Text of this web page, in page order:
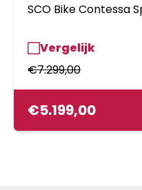
SCO Bike Contessa
Vergelijk
€7.299,00
€5.199,00